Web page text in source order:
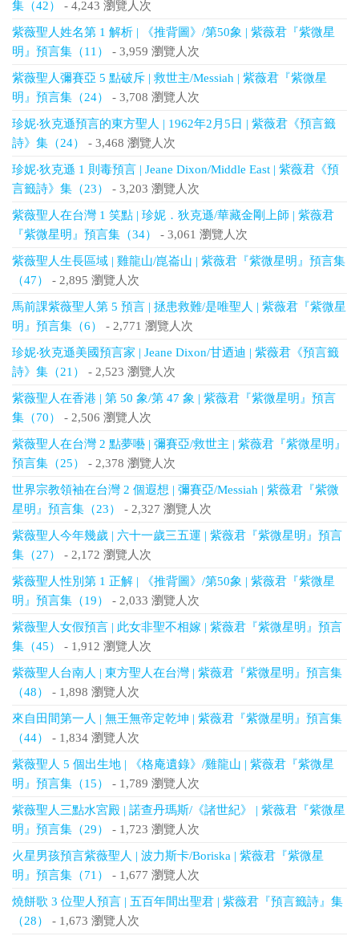
集（42） - 4,243 瀏覽人次
紫薇聖人姓名第 1 解析 | 《推背圖》/第50象 | 紫薇君『紫微星
明』預言集（11）
- 3,959 瀏覽人次
紫薇聖人彌賽亞 5 點破斥 | 救世主/Messiah | 紫薇君『紫微星
明』預言集（24）
- 3,708 瀏覽人次
珍妮‧狄克遜預言的東方聖人 | 1962年2月5日 | 紫薇君《預言籤
詩》集（24）
- 3,468 瀏覽人次
珍妮‧狄克遜 1 則毒預言 | Jeane Dixon/Middle East | 紫薇君《預
言籤詩》集（23）
- 3,203 瀏覽人次
紫薇聖人在台灣 1 笑點 | 珍妮．狄克遜/華藏金剛上師 | 紫薇君
『紫微星明』預言集（34）
- 3,061 瀏覽人次
紫薇聖人生長區域 | 雞龍山/崑崙山 | 紫薇君『紫微星明』預言集
（47）
- 2,895 瀏覽人次
馬前課紫薇聖人第 5 預言 | 拯患救難/是唯聖人 | 紫薇君『紫微星
明』預言集（6）
- 2,771 瀏覽人次
珍妮‧狄克遜美國預言家 | Jeane Dixon/甘迺迪 | 紫薇君《預言籤
詩》集（21）
- 2,523 瀏覽人次
紫薇聖人在香港 | 第 50 象/第 47 象 | 紫薇君『紫微星明』預言
集（70）
- 2,506 瀏覽人次
紫薇聖人在台灣 2 點夢囈 | 彌賽亞/救世主 | 紫薇君『紫微星明』
預言集（25）
- 2,378 瀏覽人次
世界宗教領袖在台灣 2 個遐想 | 彌賽亞/Messiah | 紫薇君『紫微
星明』預言集（23）
- 2,327 瀏覽人次
紫薇聖人今年幾歲 | 六十一歲三五運 | 紫薇君『紫微星明』預言
集（27）
- 2,172 瀏覽人次
紫薇聖人性別第 1 正解 | 《推背圖》/第50象 | 紫薇君『紫微星
明』預言集（19）
- 2,033 瀏覽人次
紫薇聖人女假預言 | 此女非聖不相嫁 | 紫薇君『紫微星明』預言
集（45）
- 1,912 瀏覽人次
紫薇聖人台南人 | 東方聖人在台灣 | 紫薇君『紫微星明』預言集
（48）
- 1,898 瀏覽人次
來自田間第一人 | 無王無帝定乾坤 | 紫薇君『紫微星明』預言集
（44）
- 1,834 瀏覽人次
紫薇聖人 5 個出生地 | 《格庵遺錄》/雞龍山 | 紫薇君『紫微星
明』預言集（15）
- 1,789 瀏覽人次
紫薇聖人三點水宮殿 | 諾查丹瑪斯/《諸世紀》 | 紫薇君『紫微星
明』預言集（29）
- 1,723 瀏覽人次
火星男孩預言紫薇聖人 | 波力斯卡/Boriska | 紫薇君『紫微星
明』預言集（71）
- 1,677 瀏覽人次
燒餅歌 3 位聖人預言 | 五百年間出聖君 | 紫薇君『預言籤詩』集
（28）
- 1,673 瀏覽人次